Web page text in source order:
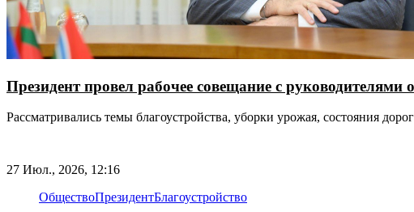
Президент провел рабочее совещание с руководителями
Рассматривались темы благоустройства, уборки урожая, состояния
27 Июл., 2026, 12:16
ОбществоПрезидентБлагоустройство